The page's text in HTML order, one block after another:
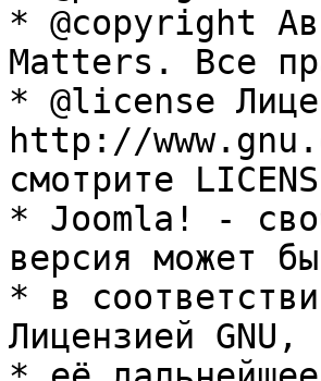
* @copyright
Matters. Все
* @license
http://
смотрите
* Joomla! -
версия может
* в
Лицензией